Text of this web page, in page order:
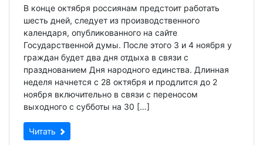
В конце октября россиянам предстоит работать
шесть дней, следует из производственного
календаря, опубликованного на сайте
Государственной думы. После этого 3 и 4 ноября у
граждан будет два дня отдыха в связи с
празднованием Дня народного единства. Длинная
неделя начнется с 28 октября и продлится до 2
ноября включительно в связи с переносом
выходного с субботы на 30 […]
Читать